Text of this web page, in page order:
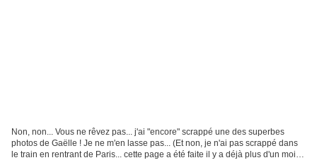
Non, non... Vous ne rêvez pas... j'ai "encore" scrappé une des superbes
photos de Gaëlle ! Je ne m'en lasse pas... (Et non, je n'ai pas scrappé dans
le train en rentrant de Paris... cette page a été faite il y a déjà plus d'un mois !